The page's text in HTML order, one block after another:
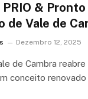
PRIO &
de Vale de
Dezembro 12, 2025
de Cambra reabre
conceito